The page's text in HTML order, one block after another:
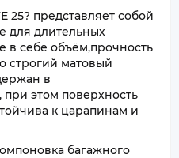
25? представляет собой
для длительных
в себе объём,прочность
строгий матовый
в
этом поверхность
к царапинам и
багажного